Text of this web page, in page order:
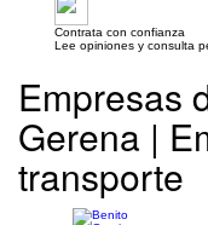
Contrata con confianza
Lee opiniones y consulta
Empresas
Gerena |
transporte